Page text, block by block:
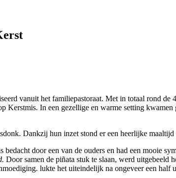
vanuit het familiepastoraat. Met in totaal rond de
In een gezellige en warme setting
Dankzij hun inzet stond er een heerlijke
door een van de ouders en had een mooie
Door samen de piñata stuk te slaan, werd uitgebeeld
lukte het uiteindelijk na ongeveer een half